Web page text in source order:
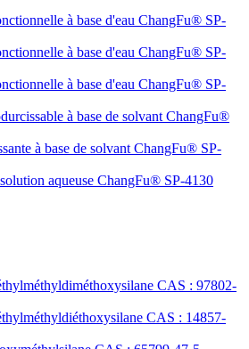
à base d'eau ChangFu® SP-
à base d'eau ChangFu® SP-
à base d'eau ChangFu® SP-
à base de solvant ChangFu®
à base de solvant ChangFu® SP-
aqueuse ChangFu® SP-4130
CAS : 97802-
CAS : 14857-